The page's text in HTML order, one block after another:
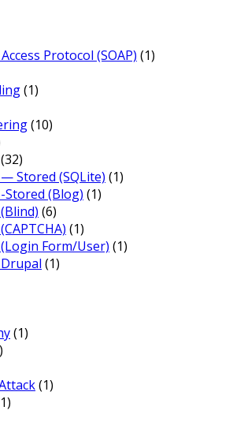
Protocol (SOAP) (1)
(1)
(10)
(32)
Stored (SQLite) (1)
Stored (Blog) (1)
(6)
(1)
Form/User) (1)
(1)
(1)
(1)